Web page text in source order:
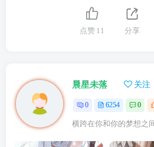
点赞 11 分享
晨星未落 关注
0 6254 0
横跨在你和你的梦想之